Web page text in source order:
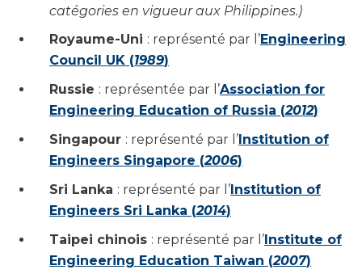
catégories en vigueur aux Philippines.)
Royaume-Uni : représenté par l’Engineering
Council UK (1989)
Russie : représentée par l’Association for
Engineering Education of Russia (2012)
Singapour : représenté par l’Institution of
Engineers Singapore (2006)
Sri Lanka : représenté par l’Institution of
Engineers Sri Lanka (2014)
Taipei chinois : représenté par l’Institute of
Engineering Education Taiwan (2007)